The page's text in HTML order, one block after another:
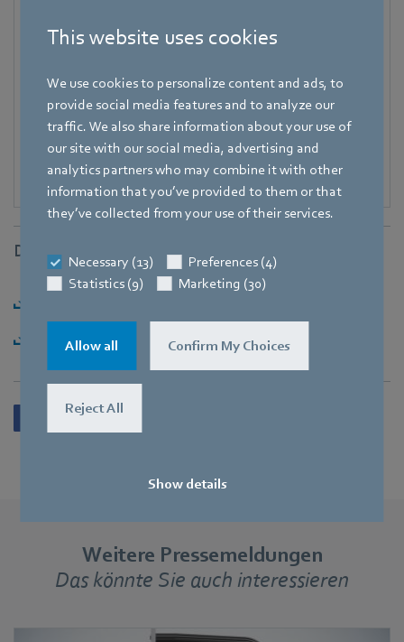
This website uses cookies
We use cookies to personalize content and ads, to
provide social media features and to analyze our
traffic. We also share information about your use of
our site with our social media, advertising and
analytics partners who may combine it with other
information that you’ve provided to them or that
they’ve collected from your use of their services.
Necessary (13)
Preferences (4)
Statistics (9)
Marketing (30)
Allow all Confirm My Choices
Reject All
Show details
+49 171 3624067
Hauke.Hannig@de.ebmpapst.com
Downloads
Weitere Pressemeldungen
Das könnte Sie auch interessieren